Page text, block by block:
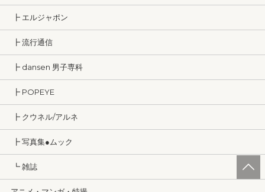
┣ エルジャポン
┣ 流行通信
┣ dansen 男子専科
┣ POPEYE
┣ クウネル/アルネ
┣ 写真集●ムック
┗ 雑誌